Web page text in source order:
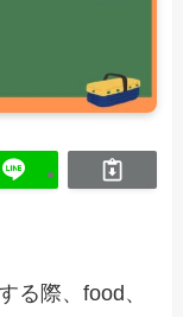
る際、food、